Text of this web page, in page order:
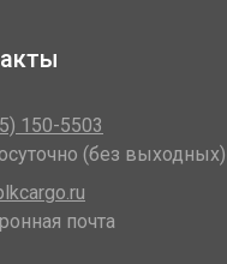
150-5503
(без выходных)
почта